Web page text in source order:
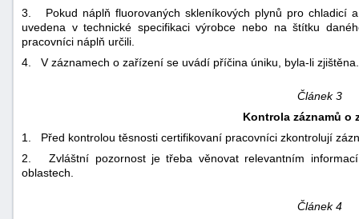
3. Pokud náplň fluorovaných skleníkových plynů pro chladicí
uvedena v technické specifikaci výrobce nebo na štítku
pracovníci náplň určili.
4. V záznamech o zařízení se uvádí příčina úniku, byla-li zjištěna.
Článek 3
Kontrola záznamů o
1. Před kontrolou těsnosti certifikovaní pracovníci zkontrolují
2. Zvláštní pozornost je třeba věnovat relevantním
oblastech.
Článek 4
škod"